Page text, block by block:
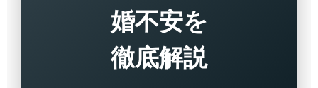
婚不安を
徹底解説